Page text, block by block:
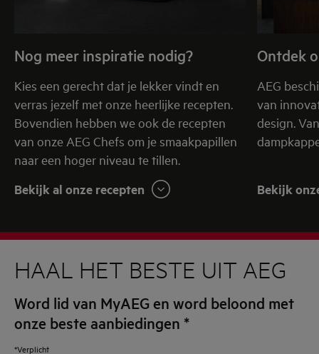
Nog meer inspiratie nodig?
Kies een gerecht dat je lekker vindt en
verras jezelf met onze heerlijke recepten.
Bovendien hebben we ook de recepten
van onze AEG Chefs om je smaakpapillen
naar een hoger niveau te tillen.
Bekijk al onze recepten
Ontdek
AEG
van
design.
Bekijk
HAAL HET BESTE UIT AEG
Word lid van MyAEG en word beloond met
onze beste aanbiedingen *
*Verplicht